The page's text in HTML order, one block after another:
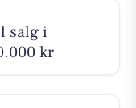
salg i
kr